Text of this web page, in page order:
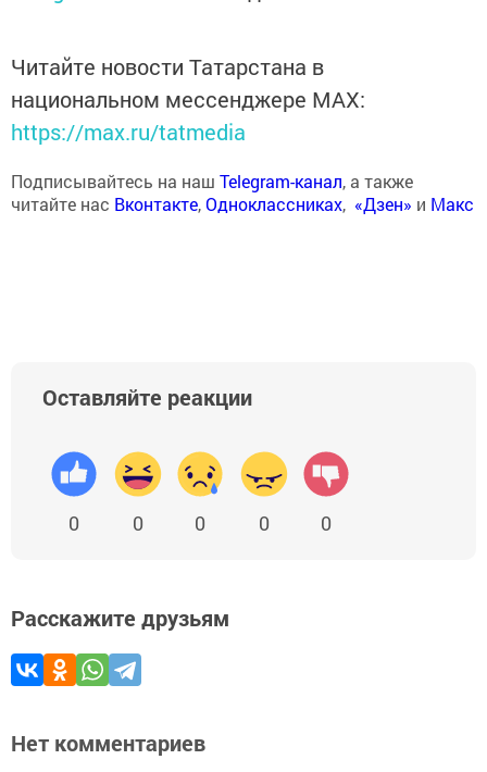
Читайте новости Татарстана в
национальном мессенджере MАХ:
https://max.ru/tatmedia
Подписывайтесь на наш Telegram-канал, а также
читайте нас Вконтакте,Одноклассниках, «Дзен» и Макс
Оставляйте реакции
0 0 0 0 0
Расскажите друзьям
Нет комментариев